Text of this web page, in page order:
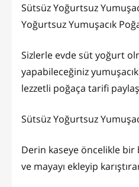
Sütsüz Yoğurtsuz
Yoğurtsuz Yumuşacık
Sizlerle evde süt yoğurt
yapabileceğiniz
lezzetli poğaça tarifi
Sütsüz Yoğurtsuz
Derin kaseye öncelikle bir
ve mayayı ekleyip